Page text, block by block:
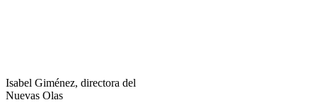
Isabel Giménez, directora del
Nuevas Olas